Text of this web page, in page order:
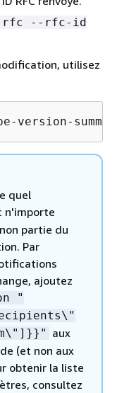
rfc --rfc-id
utilisez
version-
quel
n'importe
partie du
Par
ajoutez
"
aux
(et non aux
obtenir la liste
consultez